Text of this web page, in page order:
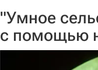
"Умное
с помощью